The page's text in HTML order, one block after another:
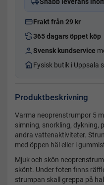
Snabb leverans
Frakt från 29 kr
365 dagars öppet köp
Svensk kundservice
Fysisk butik i Uppsala
Produktbeskrivning
Varma neoprenstrumpor 5
simning, snorkling, dykning,
andra vattenaktiviteter.
med öppen häl eller i
Mjuk och skön
skönt. Under foten finns
strumpan skall greppa på